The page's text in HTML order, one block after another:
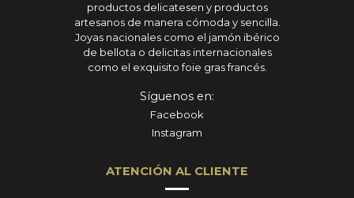
productos delicatesen y productos
artesanos de manera cómoda y sencilla.
Joyas nacionales como el jamón ibérico
de bellota o delicitas internacionales
como el exquisito foie gras francés.
Síguenos en:
Facebook
Instagram
ATENCIÓN AL CLIENTE